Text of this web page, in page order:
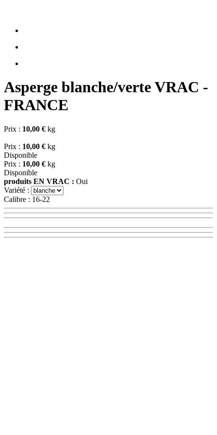
Asperge blanche/verte VRAC -
FRANCE
Prix : 10,00 € kg
Prix : 10,00 € kg
Disponible
Prix : 10,00 € kg
Disponible
produits EN VRAC : Oui
Variété :
Calibre : 16-22